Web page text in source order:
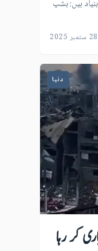
ہیں: بشپ
28 ستمبر 2025
دنیا
بمباری کر رہا